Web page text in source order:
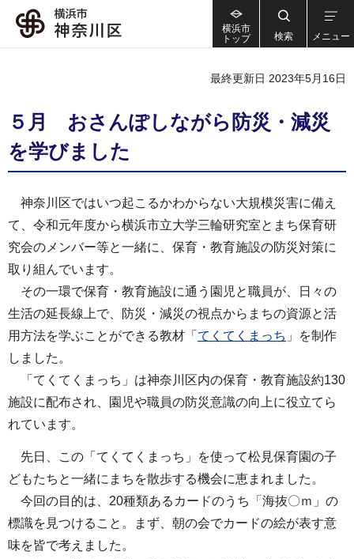
横浜市
トップ
検索 メニュー
最終更新日 2023年5月16日
５月 おさんぽしながら防災・減災
を学びました
神奈川区ではいつ起こるかわからない大規模災害に備え
て、令和元年度から横浜市立大学三輪研究室とまち保育研
究会のメンバー等と一緒に、保育・教育施設の防災対策に
取り組んでいます。
その一環で保育・教育施設に通う園児と職員が、日々の
生活の延長線上で、防災・減災の視点からまちの資源と活
用方法を学ぶことができる教材「 てくてくまっち 」を制作
しました。
「てくてくまっち」は神奈川区内の保育・教育施設約130
施設に配布され、園児や職員の防災意識の向上に役立てら
れています。
先日、この「てくてくまっち」を使って松見保育園の子
どもたちと一緒にまちを散歩する機会に恵まれました。
今回の目的は、20種類あるカードのうち「海抜〇ｍ」の
標識を見つけること。まず、朝の会でカードの絵が表す意
味を皆で考えました。